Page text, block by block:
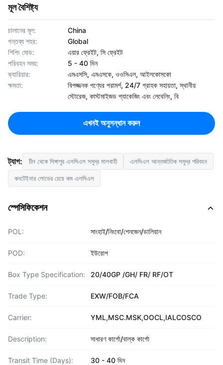
মূল বৈশিষ্ট্য
চালানের মূল:
China
গন্তব্য শহর:
Global
শিপিং মোড:
এয়ার ফ্রেইট, সি ফ্রেইট
পরিবহন সময়:
5 - 40 দিন
ক্যারিয়ার:
এমএসসি, এমএসকে, ওওসিএল, আইলকোসকো
ক্ষমতা:
বিপজ্জনক পণ্যের পরামর্শ, 24/7 গ্রাহক সহায়তা, স্থানীয়
স্টোরেজ, কাস্টমাইজড প্যাকেজিং এবং লেবেলিং, বি
এখনই অনুসন্ধান করুন
ট্যাগ: চীন থেকে সিঙ্গাপুর এলসিএল সমুদ্র মালবাহী এলসিএল আন্তর্জাতিক সমুদ্র পরিবহন
কনটেইনার লোডের চেয়ে কম এলসিএল
স্পেসিফিকেশন
POL: সাংহাই/নিংবো/শেনজেন/ডালিয়ান
POD: ইউরোপ
Box Type Specification: 20/40GP /GH/ FR/ RF/OT
Trade Type: EXW/FOB/FCA
Carrier: YML,MSC.MSK,OOCL,IALCOSCO
Description: সাধারণ কার্গো/বাল্ক কার্গো
Transit Time (Days): 30 - 40 দিন